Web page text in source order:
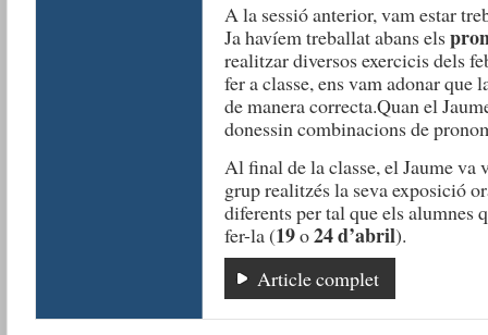
A la sessió anterior, vam estar
Ja havíem treballat abans els
realitzar diversos exercicis dels
fer a classe, ens vam adonar que
de manera correcta.Quan el
donessin combinacions de
Al final de la classe, el Jaume va
grup realitzés la seva exposició
diferents per tal que els alumnes
fer-la (19o24 d’abril).
Article complet